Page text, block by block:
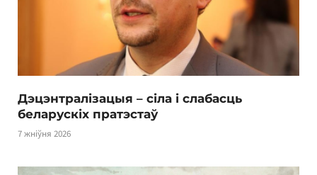
Дэцэнтралізацыя – сіла і слабасць
беларускіх пратэстаў
7 жніўня 2026